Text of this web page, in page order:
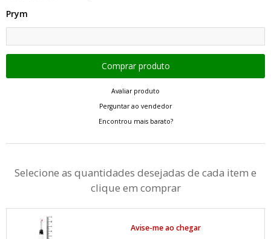
Prym
Avaliar produto
Perguntar ao vendedor
Encontrou mais barato?
Selecione as quantidades desejadas de cada item e
clique em comprar
Avise-me ao chegar